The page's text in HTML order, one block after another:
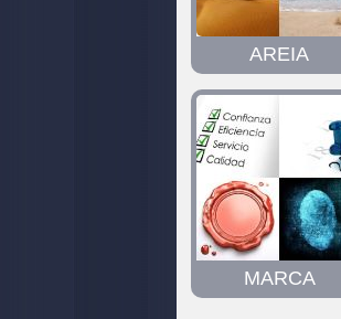
AREIA
MARCA